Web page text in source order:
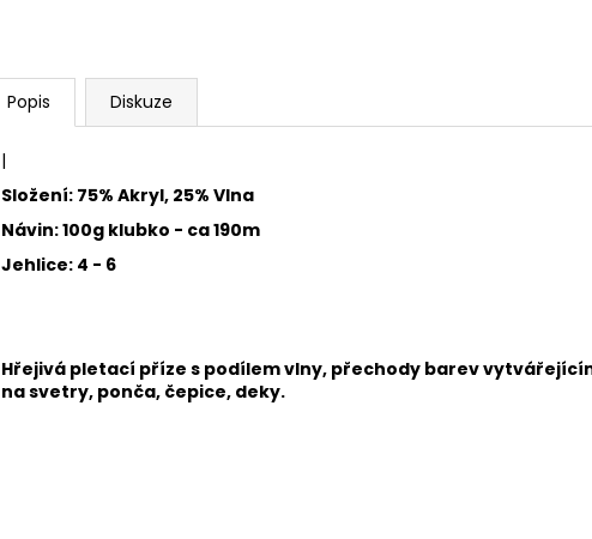
Popis Diskuze
|
Složení: 75% Akryl, 25% Vlna
Návin: 100g klubko - ca 190m
Jehlice: 4 - 6
Hřejivá pletací příze s podílem vlny, přechody barev
na svetry, ponča, čepice, deky.